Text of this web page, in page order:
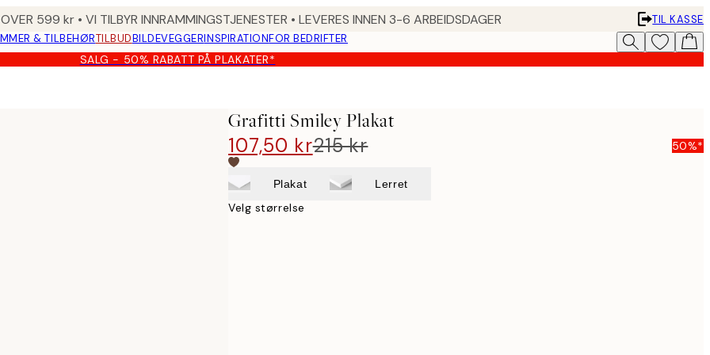
599 kr • VI TILBYR INNRAMMINGSTJENESTER • LEVERES INNEN 3-6 ARBEIDSDAGER
TIL KASSE
& TILBEHØRTILBUDBILDEVEGGERINSPIRATIONFOR BEDRIFTER
SALG - 50% RABATT PÅ PLAKATER*
Grafitti Smiley Plakat
107,50 kr215 kr 50%*
Plakat Lerret
Velg størrelse